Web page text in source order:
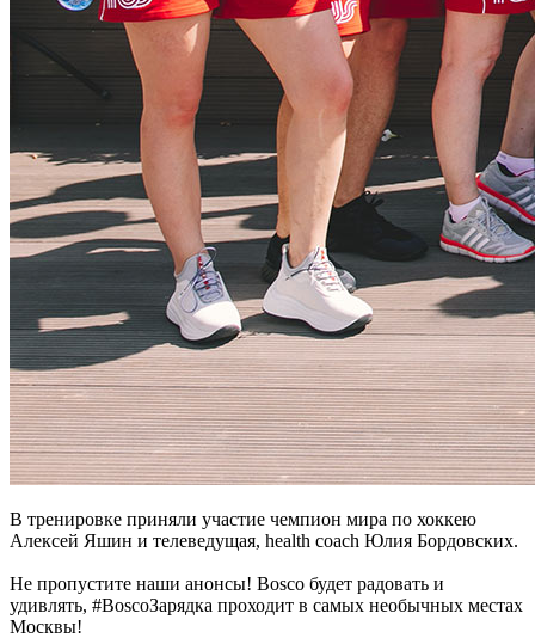
В тренировке приняли участие чемпион мира по хоккею
Алексей Яшин и телеведущая, health coach Юлия Бордовских.
Не пропустите наши анонсы! Вosco будет радовать и
удивлять, #BoscoЗарядка проходит в самых необычных местах
Москвы!